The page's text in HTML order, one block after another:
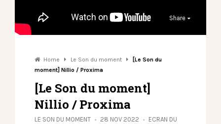
Share
Home Le Son du moment
[Le Son du
moment] Nillio / Proxima
[Le Son du moment]
Nillio / Proxima
LE SON DU MOMENT 28 NOV 2022
ECRAN DU